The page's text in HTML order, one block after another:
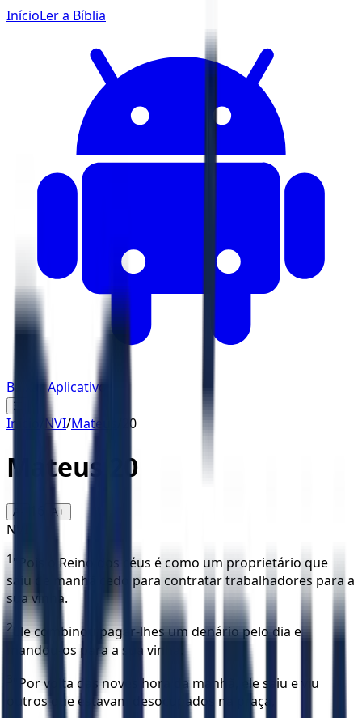
InícioLer a Bíblia
Baixar Aplicativo
☰
Início NVI/Mateus 20
Mateus 20
A- A+
NVI
1 "Pois o Reino dos céus é como um proprietário que
saiu de manhã cedo para contratar trabalhadores para a
sua vinha.
2 Ele combinou pagar-lhes um denário pelo dia e
mandou-os para a sua vinha.
"Por volta das noves hora da manhã, ele saiu e viu
outros que estavam desocupados na praça,